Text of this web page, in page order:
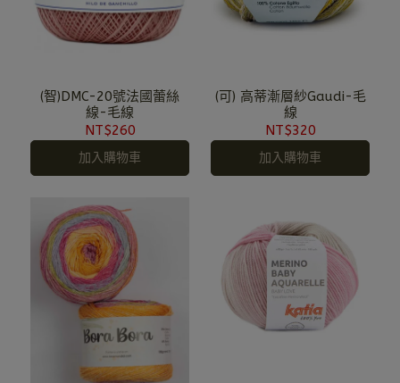
(智)DMC-20號法國蕾絲
線-毛線
NT$260
加入購物車
(可) 高蒂漸層紗Gaudi-毛
線
NT$320
加入購物車